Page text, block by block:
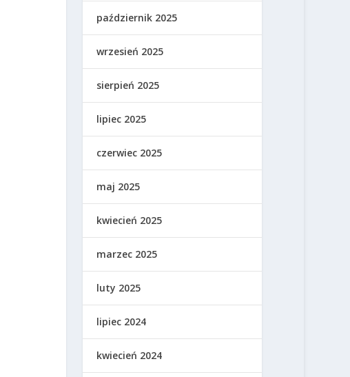
październik 2025
wrzesień 2025
sierpień 2025
lipiec 2025
czerwiec 2025
maj 2025
kwiecień 2025
marzec 2025
luty 2025
lipiec 2024
kwiecień 2024